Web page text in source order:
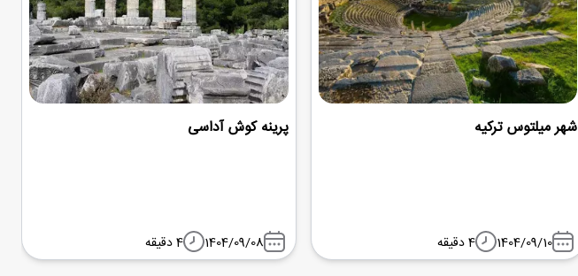
شهر میلتوس ترکیه
1404/09/10 4 دقیقه
پرینه کوش آداسی
1404/09/08 4 دقیقه